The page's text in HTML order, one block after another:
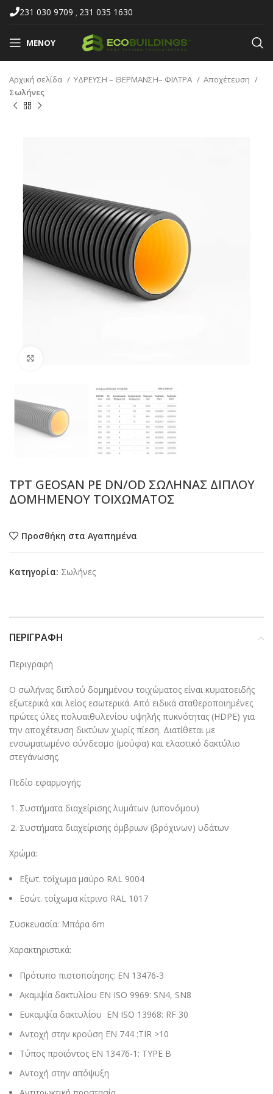
231 030 9709 , 231 035 1630
ΜΕΝΟΎ
Αρχική σελίδα ΥΔΡΕΥΣΗ – ΘΕΡΜΑΝΣΗ– ΦΙΛΤΡΑ
Αποχέτευση
Σωλήνες
TPT GEOSAN PE DN/OD ΣΩΛΗΝΑΣ ΔΙΠΛΟΥ
ΔΟΜΗΜΕΝΟΥ ΤΟΙΧΩΜΑΤΟΣ
Προσθήκη στα Αγαπημένα
Κατηγορία: Σωλήνες
ΠΕΡΙΓΡΑΦΉ
Περιγραφή
Ο σωλήνας διπλού δομημένου τοιχώματος είναι κυματοειδής
εξωτερικά και λείος εσωτερικά. Από ειδικά σταθεροποιημένες
πρώτες ύλες πολυαιθυλενίου υψηλής πυκνότητας (HDPE) για
την αποχέτευση δικτύων χωρίς πίεση. Διατίθεται με
ενσωματωμένο σύνδεσμο (μούφα) και ελαστικό δακτύλιο
στεγάνωσης.
Πεδίο εφαρμογής:
Συστήματα διαχείρισης λυμάτων (υπονόμου)
Συστήματα διαχείρισης όμβριων (βρόχινων) υδάτων
Χρώμα:
Εξωτ. τοίχωμα μαύρο RAL 9004
Εσώτ. τοίχωμα κίτρινο RAL 1017
Συσκευασία: Μπάρα 6m
Χαρακτηριστικά:
Πρότυπο πιστοποίησης: EN 13476-3
Ακαμψία δακτυλίου EN ISO 9969: SN4, SN8
Ευκαμψία δακτυλίου EN ISO 13968: RF 30
Αντοχή στην κρούση EN 744 :TIR >10
Τύπος προϊόντος EN 13476-1: TYPE B
Αντοχή στην απόψυξη